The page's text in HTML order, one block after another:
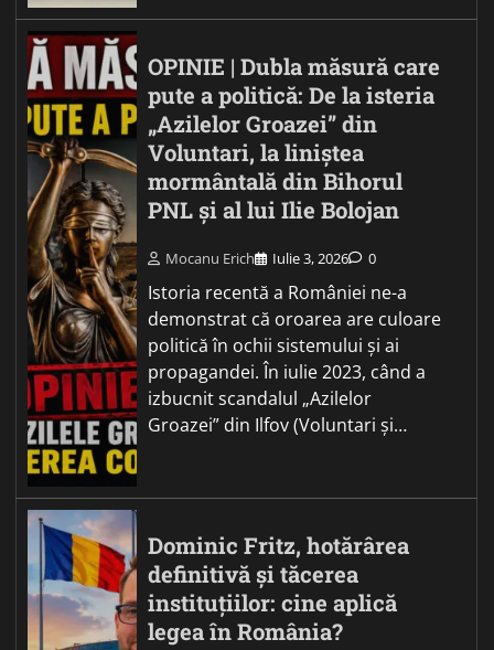
OPINIE | Dubla măsură care
pute a politică: De la isteria
„Azilelor Groazei” din
Voluntari, la liniștea
mormântală din Bihorul
PNL și al lui Ilie Bolojan
Mocanu Erich Iulie 3, 2026 0
Istoria recentă a României ne-a
demonstrat că oroarea are culoare
politică în ochii sistemului și ai
propagandei. În iulie 2023, când a
izbucnit scandalul „Azilelor
Groazei” din Ilfov (Voluntari și…
Dominic Fritz, hotărârea
definitivă și tăcerea
instituțiilor: cine aplică
legea în România?